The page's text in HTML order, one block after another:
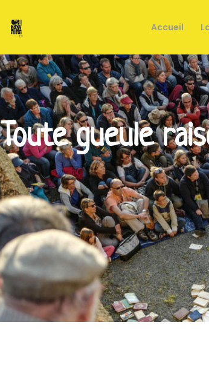
Accueil
Toute gueule